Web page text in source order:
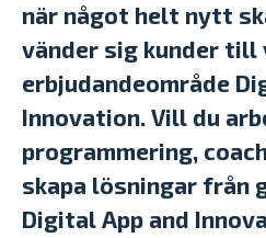
när något helt nytt
vänder sig kunder till
erbjudandeområde
Innovation. Vill du
programmering,
skapa lösningar från
Digital App and